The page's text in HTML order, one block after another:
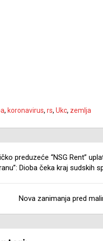
, koronavirus, rs, Ukc, zemlja
preduzeće “NSG Rent”
Dioba čeka kraj sudskih
Nova zanimanja pred